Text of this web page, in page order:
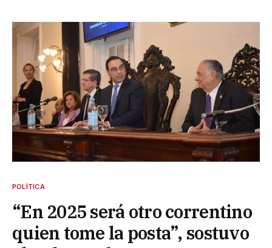
POLÍTICA
“En 2025 será otro correntino
quien tome la posta”, sostuvo